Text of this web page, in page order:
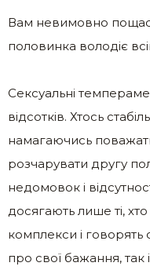
Вам невимовно
половинка володіє
Сексуальні
відсотків. Хтось
намагаючись
розчарувати другу
недомовок і
досягають лише ті,
комплекси і
про свої бажання, так